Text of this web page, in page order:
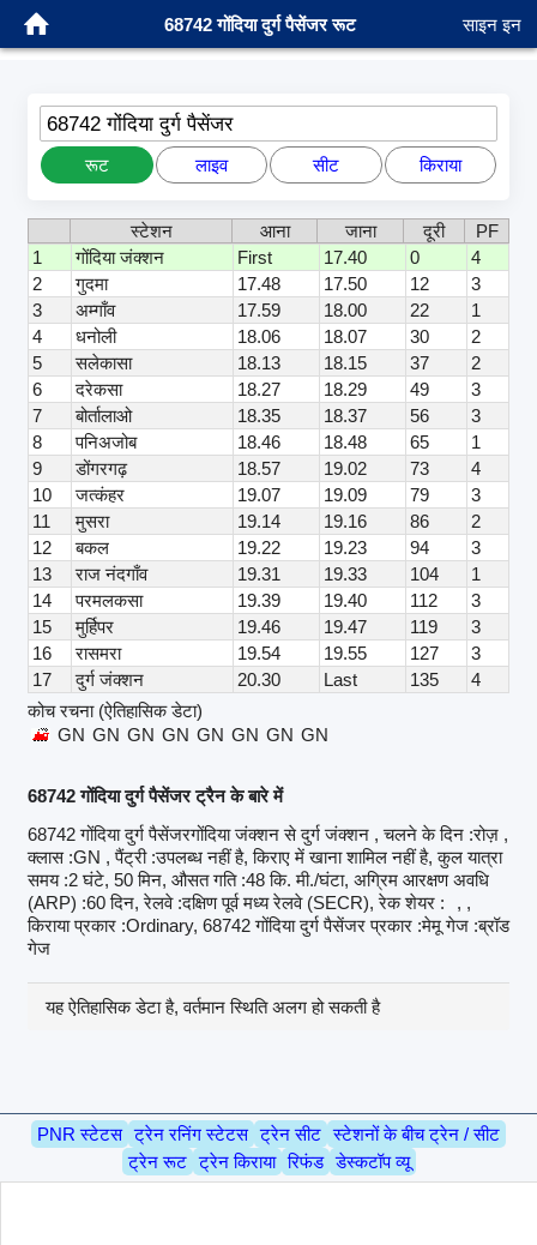
68742 गोंदिया दुर्ग पैसेंजर रूट साइन इन
68742 गोंदिया दुर्ग पैसेंजर
रूट लाइव सीट किराया
स्टेशन आना जाना दूरी
PF
1
गोंदिया जंक्शन First 17.40 0
4
2
गुदमा 17.48 17.50 12
3
3
अम्गाँव 17.59 18.00 22
1
4
धनोली 18.06 18.07 30
2
5
सलेकासा 18.13 18.15 37
2
6
दरेकसा 18.27 18.29 49
3
7
बोर्तालाओ 18.35 18.37 56
3
8
पनिअजोब 18.46 18.48 65
1
9
डोंगरगढ़ 18.57 19.02 73
4
10
जत्कंहर 19.07 19.09 79
3
11
मुसरा 19.14 19.16 86
2
12
बकल 19.22 19.23 94
3
13
राज नंदगाँव 19.31 19.33 104
1
14
परमलकसा 19.39 19.40 112
3
15
मुर्हिपर 19.46 19.47 119
3
16
रासमरा 19.54 19.55 127
3
17
दुर्ग जंक्शन 20.30 Last 135
4
कोच रचना (ऐतिहासिक डेटा)
GN GN GN GN GN GN GN GN
68742 गोंदिया दुर्ग पैसेंजर ट्रैन के बारे में
68742 गोंदिया दुर्ग पैसेंजरगोंदिया जंक्शन से दुर्ग जंक्शन , चलने के दिन :रोज़ ,
क्लास :GN , पैंट्री :उपलब्ध नहीं है, किराए में खाना शामिल नहीं है, कुल यात्रा
समय :2 घंटे, 50 मिन, औसत गति :48 कि. मी./घंटा, अग्रिम आरक्षण अवधि
(ARP) :60 दिन, रेलवे :दक्षिण पूर्व मध्य रेलवे (SECR), रेक शेयर :
, ,
किराया प्रकार :Ordinary, 68742 गोंदिया दुर्ग पैसेंजर प्रकार :मेमू गेज :ब्रॉड
गेज
यह ऐतिहासिक डेटा है, वर्तमान स्थिति अलग हो सकती है
PNR स्टेटस ट्रेन रनिंग स्टेटस ट्रेन सीट स्टेशनों के बीच ट्रेन / सीट
ट्रेन रूट ट्रेन किराया रिफंड डेस्कटॉप व्यू